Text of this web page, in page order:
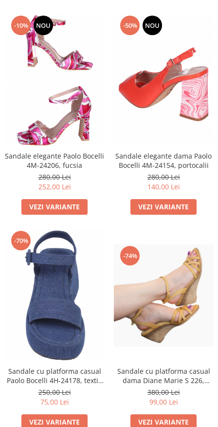
-10% NOU
Sandale elegante Paolo Bocelli
4M-24206, fucsia
280,00 Lei
252,00 Lei
VEZI VARIANTE
-50% NOU
Sandale elegante dama Paolo
Bocelli 4M-24154, portocalii
280,00 Lei
140,00 Lei
VEZI VARIANTE
-70%
Sandale cu platforma casual
Paolo Bocelli 4H-24178, textil,
bleumarin
250,00 Lei
75,00 Lei
VEZI VARIANTE
-74%
Sandale cu platforma casual
dama Diane Marie S 226,
piele naturala
380,00 Lei
99,00 Lei
VEZI VARIANTE